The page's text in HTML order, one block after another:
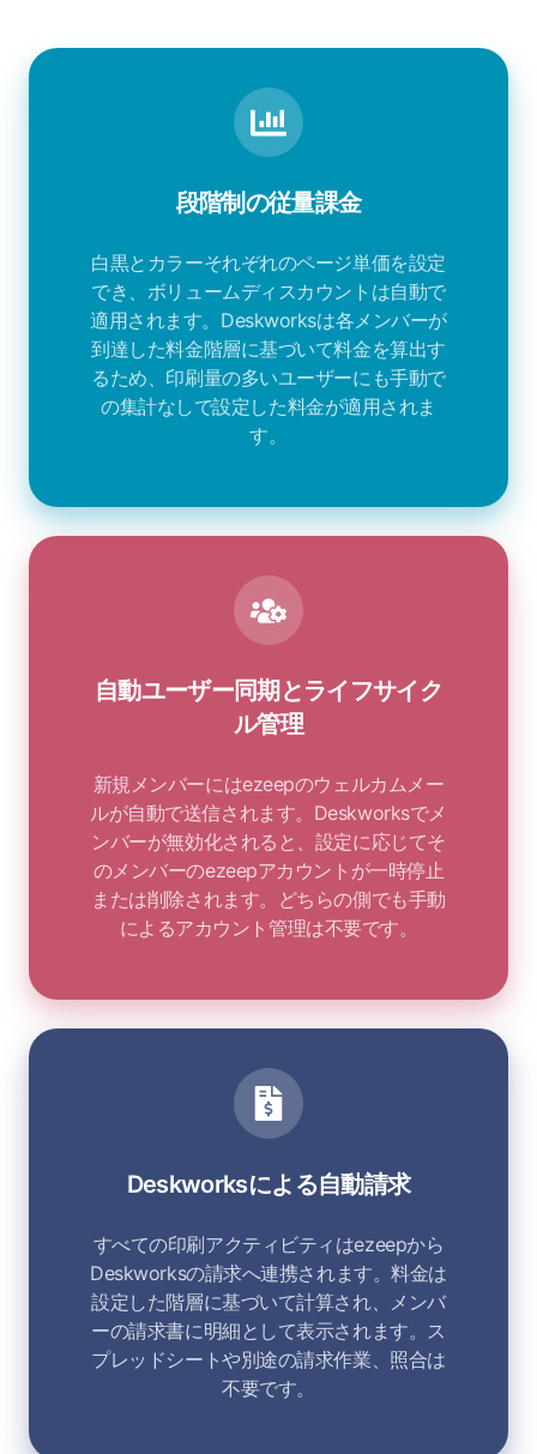
段階制の従量課金
白黒とカラーそれぞれのページ単価を設定
でき、ボリュームディスカウントは自動で
適用されます。Deskworksは各メンバーが
到達した料金階層に基づいて料金を算出す
るため、印刷量の多いユーザーにも手動で
の集計なしで設定した料金が適用されま
す。
自動ユーザー同期とライフサイク
ル管理
新規メンバーにはezeepのウェルカムメー
ルが自動で送信されます。Deskworksでメ
ンバーが無効化されると、設定に応じてそ
のメンバーのezeepアカウントが一時停止
または削除されます。どちらの側でも手動
によるアカウント管理は不要です。
Deskworksによる自動請求
すべての印刷アクティビティはezeepから
Deskworksの請求へ連携されます。料金は
設定した階層に基づいて計算され、メンバ
ーの請求書に明細として表示されます。ス
プレッドシートや別途の請求作業、照合は
不要です。